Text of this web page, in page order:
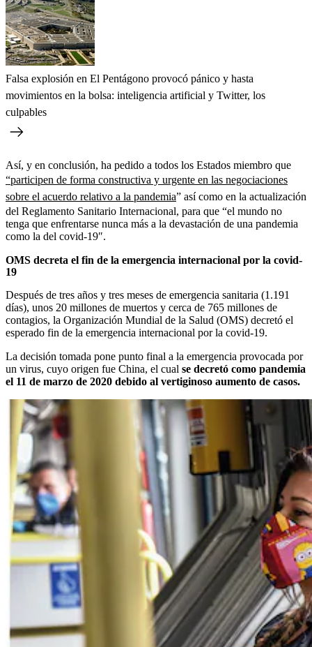
Falsa explosión en El Pentágono provocó pánico y hasta
movimientos en la bolsa: inteligencia artificial y Twitter, los
culpables
Así, y en conclusión, ha pedido a todos los Estados miembro que
“participen de forma constructiva y urgente en las negociaciones
sobre el acuerdo relativo a la pandemia” así como en la actualización
del Reglamento Sanitario Internacional, para que “el mundo no
tenga que enfrentarse nunca más a la devastación de una pandemia
como la del covid-19″.
OMS decreta el fin de la emergencia internacional por la covid-
19
Después de tres años y tres meses de emergencia sanitaria (1.191
días), unos 20 millones de muertos y cerca de 765 millones de
contagios, la Organización Mundial de la Salud (OMS) decretó el
esperado fin de la emergencia internacional por la covid-19.
La decisión tomada pone punto final a la emergencia provocada por
un virus, cuyo origen fue China, el cual se decretó como pandemia
el 11 de marzo de 2020 debido al vertiginoso aumento de casos.